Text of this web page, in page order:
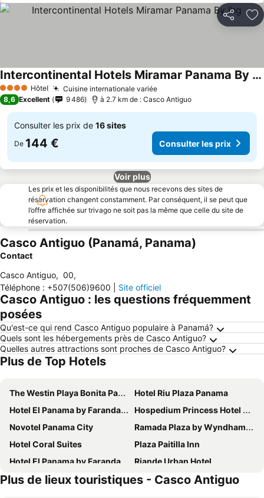
Partager
4 Étoiles Hôtel Cuisine internationale variéeConsulter les prix
Intercontinental Hotels Miramar Panama By Ihg
Consulter les prix
8,6 Excellent 9 486 à 2.7 km de : Casco Antiguo
Consulter les prix de 16 sites
De 144 € Consulter les prix
Voir plus
Les prix et les disponibilités que nous recevons des sites de
réservation changent constamment. Par conséquent, il se peut que
l’offre affichée sur trivago ne soit pas la même que celle du site de
réservation.
Casco Antiguo (Panamá, Panama)
Contact
Casco Antiguo, 00,
Téléphone : +507(506)9600 Site officiel
Casco Antiguo : les questions fréquemment
posées
Qu'est-ce qui rend Casco Antiguo populaire à Panamá?
Quels sont les hébergements près de Casco Antiguo?
Quelles autres attractions sont proches de Casco Antiguo?
Plus de Top Hotels
The Westin Playa Bonita Panama
Hotel Riu Plaza Panama
Hotel El Panama by Faranda Grand, a member of Radisson Individuals
Hospedium Princess Hotel Panamá
Novotel Panama City
Ramada Plaza by Wyndham Panama Punta Pacifica
Hotel Coral Suites
Plaza Paitilla Inn
Hotel El Panama by Faranda Grand, a member of Radisson Individuals
Riande Urban Hotel
Riande Aeropuerto Hotel Casino
Megapolis Hotel Panama
Plus de lieux touristiques - Casco Antiguo